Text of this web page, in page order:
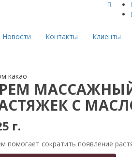
Новости Контакты Клиенты
какао
С
г.
помогает сократить появление